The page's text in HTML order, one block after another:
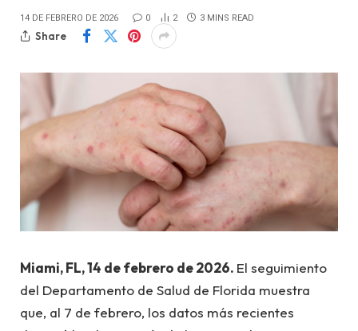
14 DE FEBRERO DE 2026 0 2 3 MINS READ
Share
Miami, FL, 14 de febrero de 2026. El seguimiento
del Departamento de Salud de Florida muestra
que, al 7 de febrero, los datos más recientes